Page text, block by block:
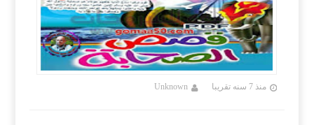
منذ 7 سنه تقريبا Unknown